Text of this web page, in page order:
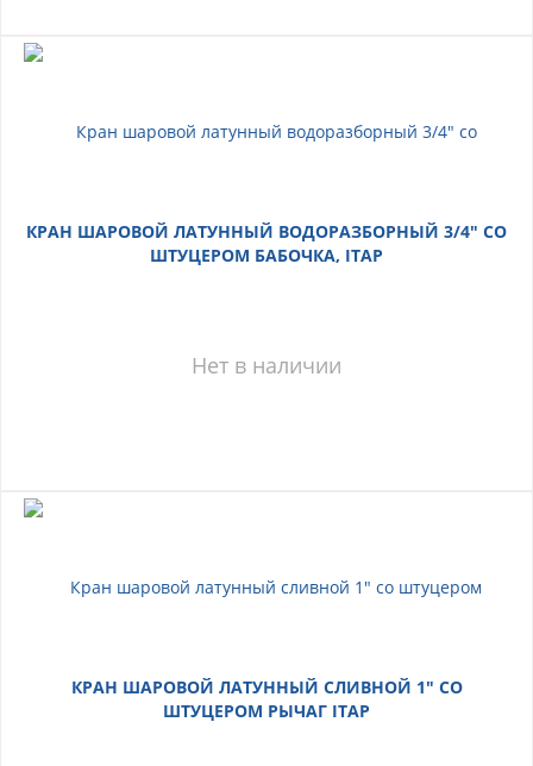
КРАН ШАРОВОЙ ЛАТУННЫЙ ВОДОРАЗБОРНЫЙ 3/4" СО
ШТУЦЕРОМ БАБОЧКА, ITAP
Нет в наличии
КРАН ШАРОВОЙ ЛАТУННЫЙ СЛИВНОЙ 1" СО
ШТУЦЕРОМ РЫЧАГ ITAP